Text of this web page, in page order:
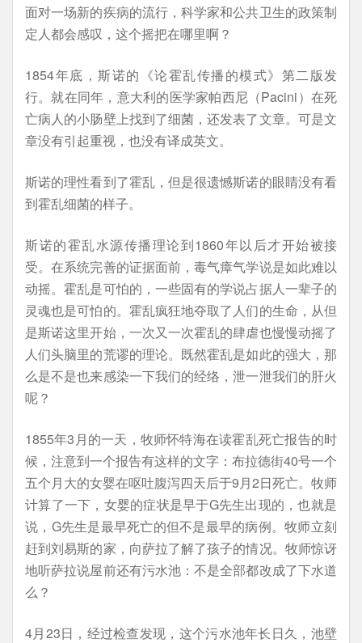
面对一场新的疾病的流行，科学家和公共卫生的政策制
定人都会感叹，这个摇把在哪里啊？
1854年底，斯诺的《论霍乱传播的模式》第二版发
行。就在同年，意大利的医学家帕西尼（Pacini）在死
亡病人的小肠壁上找到了细菌，还发表了文章。可是文
章没有引起重视，也没有译成英文。
斯诺的理性看到了霍乱，但是很遗憾斯诺的眼睛没有看
到霍乱细菌的样子。
斯诺的霍乱水源传播理论到1860年以后才开始被接
受。在系统完善的证据面前，毒气瘴气学说是如此难以
动摇。霍乱是可怕的，一些固有的学说占据人一辈子的
灵魂也是可怕的。霍乱疯狂地夺取了人们的生命，从但
是斯诺这里开始，一次又一次霍乱的肆虐也慢慢动摇了
人们头脑里的荒谬的理论。既然霍乱是如此的强大，那
么是不是也来感染一下我们的经络，泄一泄我们的肝火
呢？
1855年3月的一天，牧师怀特海在读霍乱死亡报告的时
候，注意到一个报告有这样的文字：布拉德街40号一个
五个月大的女婴在呕吐腹泻四天后于9月2日死亡。牧师
计算了一下，女婴的症状是早于G先生出现的，也就是
说，G先生是最早死亡的但不是最早的病例。牧师立刻
赶到刘易斯的家，向萨拉了解了孩子的情况。牧师惊讶
地听萨拉说屋前还有污水池：不是全部都改成了下水道
么？
4月23日，经过检查发现，这个污水池年长日久，池壁